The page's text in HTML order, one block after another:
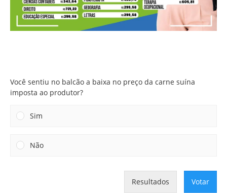
Você sentiu no balcão a baixa no preço da carne suína
imposta ao produtor?
Sim
Não
Resultados Votar